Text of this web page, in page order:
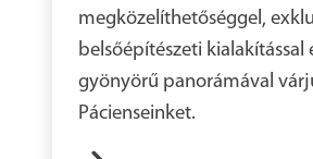
megközelíthetőséggel,
belsőépítészeti kialakítással
gyönyörű panorámával
Pácienseinket.